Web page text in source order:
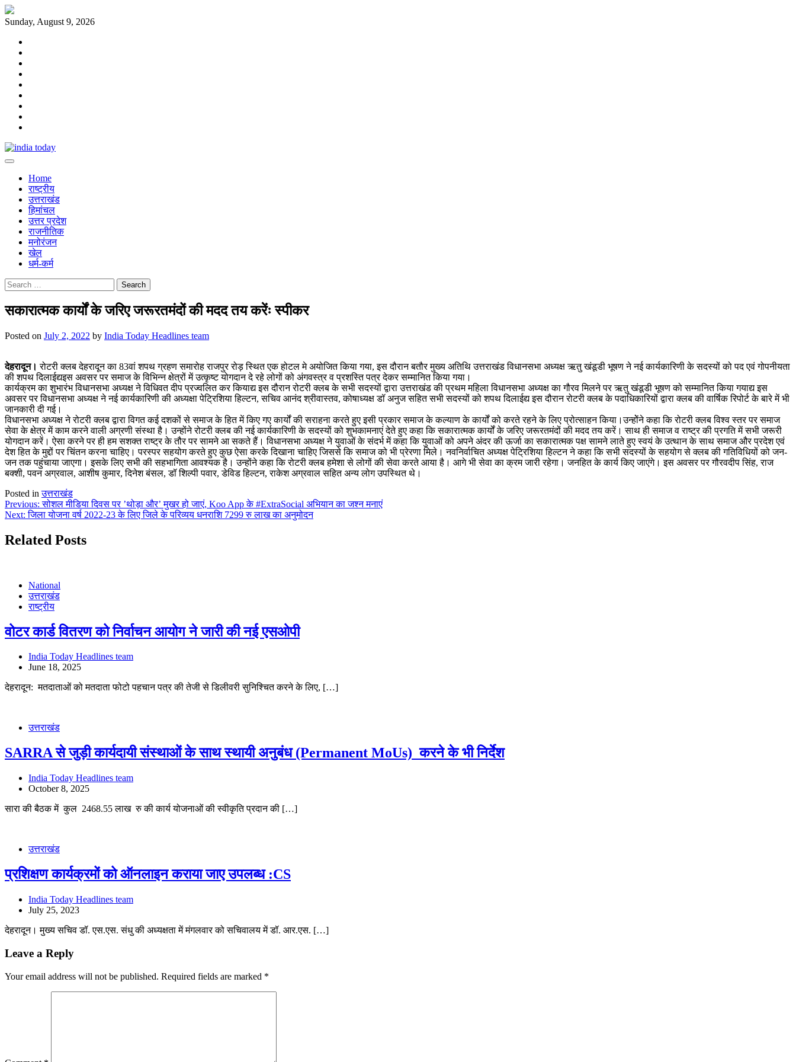
Skip
to
Sunday, August 9, 2026
Home
राष्ट्रीय
उत्तराखंड
हिमांचल
उत्तर प्रदेश
राजनीतिक
मनोरंजन
खेल
धर्म-कर्म
Search
for:
सकारात्मक कार्यों के जरिए जरूरतमंदों की मदद तय करेंः स्पीकर
Posted on July 2, 2022 by India Today Headlines team
देहरादून। रोटरी क्लब देहरादून का 83वां शपथ ग्रहण समारोह राजपुर रोड़ स्थित एक होटल मे अयोजित किया गया, इस दौरान बतौर मुख्य अतिथि उत्तराखंड विधानसभा अध्यक्ष ऋतु खंडूडी भूषण ने नई कार्यकारिणी के सदस्यों को पद एवं गोपनीयता
की शपथ दिलाईद्यइस अवसर पर समाज के विभिन्न क्षेत्रों में उत्कृष्ट योगदान दे रहे लोगों को अंगवस्त्र व प्रशस्ति पत्र देकर सम्मानित किया गया।
कार्यक्रम का शुभारंभ विधानसभा अध्यक्ष ने विधिवत दीप प्रज्वलित कर कियाद्य इस दौरान रोटरी क्लब के सभी सदस्यों द्वारा उत्तराखंड की प्रथम महिला विधानसभा अध्यक्ष का गौरव मिलने पर ऋतु खंडूडी भूषण को सम्मानित किया गयाद्य इस
अवसर पर विधानसभा अध्यक्ष ने नई कार्यकारिणी की अध्यक्षा पेट्रिशिया हिल्टन, सचिव आनंद श्रीवास्तव, कोषाध्यक्ष डॉ अनुज सहित सभी सदस्यों को शपथ दिलाईद्य इस दौरान रोटरी क्लब के पदाधिकारियों द्वारा क्लब की वार्षिक रिपोर्ट के बारे में भी
जानकारी दी गई।
विधानसभा अध्यक्ष ने रोटरी क्लब द्वारा विगत कई दशकों से समाज के हित में किए गए कार्यों की सराहना करते हुए इसी प्रकार समाज के कल्याण के कार्यों को करते रहने के लिए प्रोत्साहन किया।उन्होेंने कहा कि रोटरी क्लब विश्व स्तर पर समाज
सेवा के क्षेत्र में काम करने वाली अग्रणी संस्था है। उन्होंने रोटरी क्लब की नई कार्यकारिणी के सदस्यों को शुभकामनाएं देते हुए कहा कि सकारात्मक कार्यों के जरिए जरूरतमंदों की मदद तय करें। साथ ही समाज व राष्ट्र की प्रगति में सभी जरूरी
योगदान करें। ऐसा करने पर ही हम सशक्त राष्ट्र के तौर पर सामने आ सकते हैं। विधानसभा अध्यक्ष ने युवाओं के संदर्भ में कहा कि युवाओं को अपने अंदर की ऊर्जा का सकारात्मक पक्ष सामने लाते हुए स्वयं के उत्थान के साथ समाज और प्रदेश एवं
देश हित के मुद्दों पर चिंतन करना चाहिए। परस्पर सहयोग करते हुए कुछ ऐसा करके दिखाना चाहिए जिससे कि समाज को भी प्रेरणा मिले। नवनिर्वाचित अध्यक्ष पेट्रिशिया हिल्टन ने कहा कि सभी सदस्यों के सहयोग से क्लब की गतिविधियों को जन-
जन तक पहुंचाया जाएगा। इसके लिए सभी की सहभागिता आवश्यक है। उन्होंने कहा कि रोटरी क्लब हमेशा से लोगों की सेवा करते आया है। आगे भी सेवा का क्रम जारी रहेगा। जनहित के कार्य किए जाएंगे। इस अवसर पर गौरवदीप सिंह, राज
बक्शी, पवन अग्रवाल, आशीष कुमार, दिनेश बंसल, डॉ शिल्पी पवार, डेविड हिल्टन, राकेश अग्रवाल सहित अन्य लोग उपस्थित थे।
Posted inउत्तराखंड
Post
navigation
Previous: सोशल मीडिया दिवस पर ’थोड़ा और’ मुखर हो जाएं, Koo App के #ExtraSocial अभियान का जश्न मनाएं
Next: जिला योजना वर्ष 2022-23 के लिए जिले के परिव्यय धनराशि 7299 रु लाख का अनुमोदन
Related Posts
National
उत्तराखंड
राष्ट्रीय
वोटर कार्ड वितरण को निर्वाचन आयोग ने जारी की नई एसओपी
India Today Headlines team
June 18, 2025
देहरादून: मतदाताओं को मतदाता फोटो पहचान पत्र की तेजी से डिलीवरी सुनिश्चित करने के लिए, […]
उत्तराखंड
SARRA से जुड़ी कार्यदायी संस्थाओं के साथ स्थायी अनुबंध (Permanent MoUs) करने के भी निर्देश
India Today Headlines team
October 8, 2025
सारा की बैठक में कुल 2468.55 लाख रु की कार्य योजनाओं की स्वीकृति प्रदान की […]
उत्तराखंड
प्रशिक्षण कार्यक्रमों को ऑनलाइन कराया जाए उपलब्ध :CS
India Today Headlines team
July 25, 2023
देहरादून। मुख्य सचिव डॉ. एस.एस. संधु की अध्यक्षता में मंगलवार को सचिवालय में डॉ. आर.एस. […]
Leave a Reply
Your email address will not be published. Required fields are marked *